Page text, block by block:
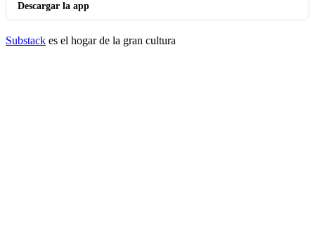
Descargar la app
Substack es el hogar de la gran cultura